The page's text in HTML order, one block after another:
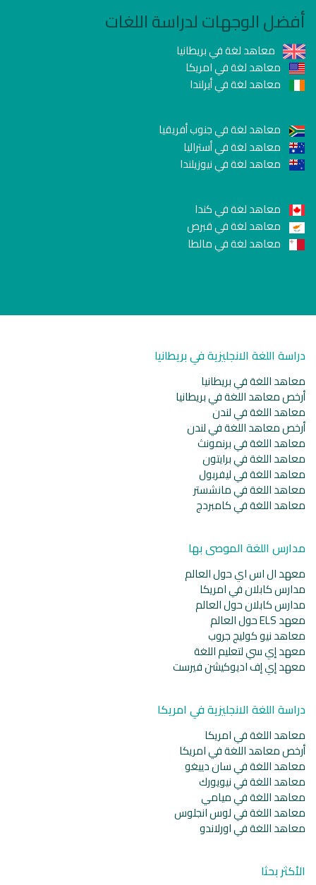
أفضل الوجهات لدراسة اللغات
معاهد لغة في بريطانيا
معاهد لغة في امريكا
معاهد لغة في أيرلندا
معاهد لغة في جنوب أفريقيا
معاهد لغة في أستراليا
معاهد لغة في نيوزيلندا
معاهد لغة في كندا
معاهد لغة في قبرص
معاهد لغة في مالطا
دراسة اللغة الانجليزية في بريطانيا
معاهد اللغة في بريطانيا
أرخص معاهد اللغة في بريطانيا
معاهد اللغة في لندن
أرخص معاهد اللغة في لندن
معاهد اللغة في برنمونث
معاهد اللغة في برايتون
معاهد اللغة في ليفربول
معاهد اللغة في مانشستر
معاهد اللغة في كامبردج
مدارس اللغة الموصى بها
معهد ال اس اي حول العالم
مدارس كابلان في امريكا
مدارس كابلان حول العالم
معهد ELS حول العالم
معاهد نيو كوليج جروب
معهد إي سي لتعليم اللغة
معهد إي إف اديوكيشن فيرست
دراسة اللغة الانجليزية في امريكا
معاهد اللغة في امريكا
أرخص معاهد اللغة في امريكا
معاهد اللغة في سان دييغو
معاهد اللغة في نيويورك
معاهد اللغة في ميامي
معاهد اللغة في لوس انجلوس
معاهد اللغة في اورلاندو
الأكثر بحثا